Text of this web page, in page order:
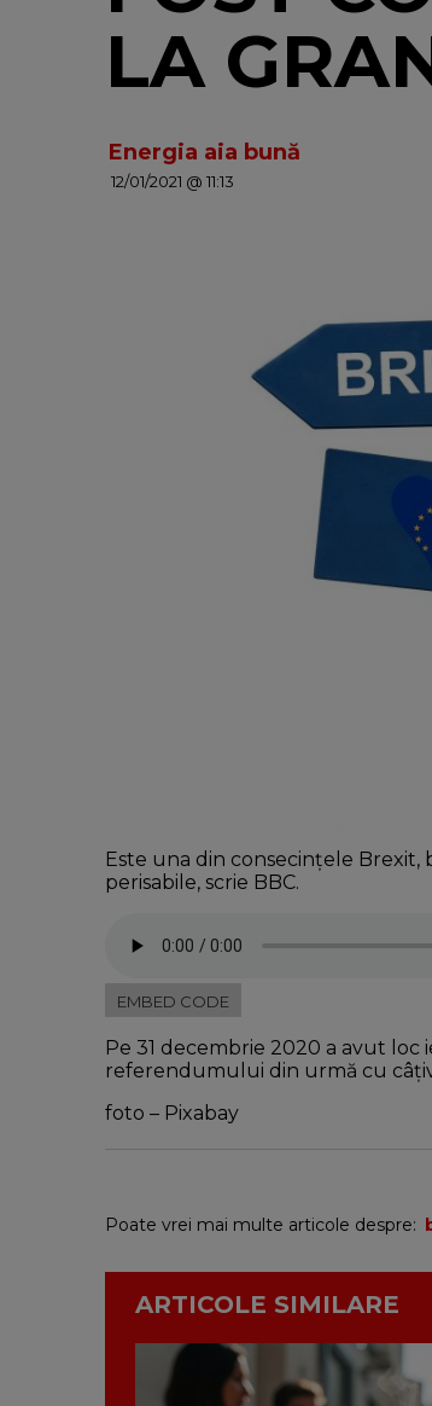
LA
Energia aia bună
12/01/2021 @ 11:13
Este una din consecințele Brexit,
perisabile, scrie BBC.
EMBED CODE
Pe 31 decembrie 2020 a avut loc
referendumului din urmă cu
foto – Pixabay
Poate vrei mai multe articole despre:
ARTICOLE SIMILARE